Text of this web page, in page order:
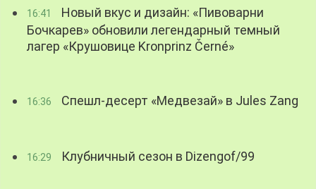
16:41
Новый вкус и дизайн: «Пивоварни
Бочкарев» обновили легендарный темный
лагер «Крушовице Kronprinz Černé»
16:36 Спешл-десерт «Медвезай» в Jules Zang
16:29 Клубничный сезон в Dizengof/99